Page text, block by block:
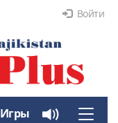
Войти
Toggle
Игры